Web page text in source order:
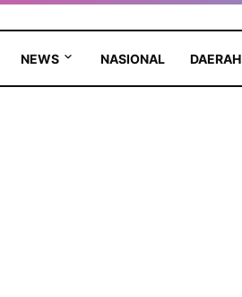
NEWS NASIONAL DAERAH